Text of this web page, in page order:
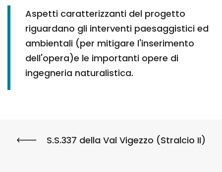
Aspetti caratterizzanti del progetto
riguardano gli interventi paesaggistici ed
ambientali (per mitigare l'inserimento
dell'opera)e le importanti opere di
ingegneria naturalistica.
S.S.337 della Val Vigezzo (Stralcio II)